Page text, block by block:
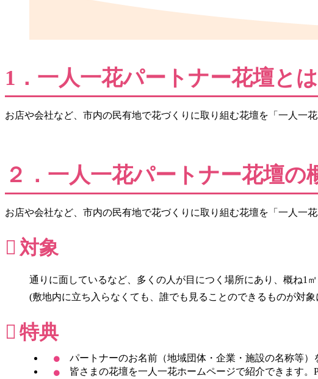
1．一人一花パートナー花壇とは
お店や会社など、市内の民有地で花づくりに取り組む花壇を「一人一
２．一人一花パートナー花壇の
お店や会社など、市内の民有地で花づくりに取り組む花壇を「一人一
対象
通りに面しているなど、多くの人が目につく場所にあり、概ね1㎡
(敷地内に立ち入らなくても、誰でも見ることのできるものが対
特典
パートナーのお名前（地域団体・企業・施設の名称等
皆さまの花壇を一人一花ホームページで紹介できます。